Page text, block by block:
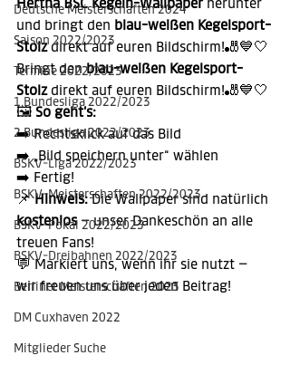
Deutsche Meisterschaften 2024
Saison 2022/2023
Termine 2022/2023
1.Bundesliga 2022/2023
2.Bundesliga 2022/2023
BSKV-Liga 2022/2023
BSKV-Meisterschaften 2022/2023
BSKV-Pokal 2022/2023
BSKV-Dreibahnen 2022/2023
Berliner Meisterschaften 2023
DM Cuxhaven 2022
Mitglieder Suche
und bringt den blau-weißen Kegelsport-
Stolz direkt auf euren Bildschirm!🎳💙🤍
Bringt den blau-weißen Kegelsport-
Stolz direkt auf euren Bildschirm!🎳💙🤍
🖼️ So geht’s:
➡️ Rechtsklick auf das Bild
➡️ „Bild speichern unter“ wählen
➡️ Fertig!
📌 Hinweis: Die Wallpaper sind natürlich
kostenlos – unser Dankeschön an alle
treuen Fans!
💬 Markiert uns, wenn ihr sie nutzt –
wir freuen uns über jeden Beitrag!